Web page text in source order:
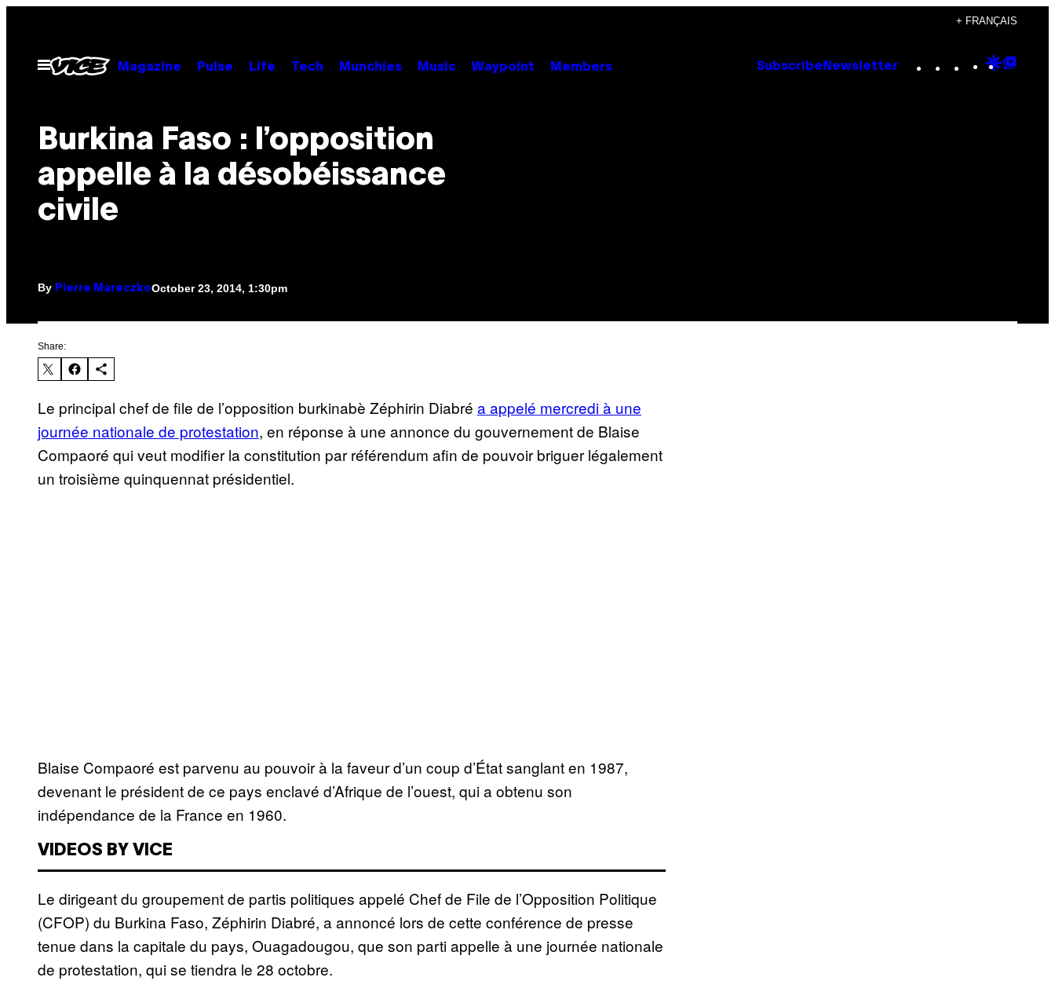
content
+ FRANÇAIS
Open
Menu
Magazine Pulse Life Tech Munchies Music Waypoint Members Subscribe Newsletter Instagram
TikTok
YouTube
Google
Burkina Faso : l’opposition
appelle à la désobéissance
civile
By Pierre MareczkoOctober 23, 2014, 1:30pm
Share:
Le principal chef de file de l’opposition burkinabè Zéphirin Diabré a appelé mercredi à une
journée nationale de protestation, en réponse à une annonce du gouvernement de Blaise
Compaoré qui veut modifier la constitution par référendum afin de pouvoir briguer légalement
un troisième quinquennat présidentiel.
Blaise Compaoré est parvenu au pouvoir à la faveur d’un coup d’État sanglant en 1987,
devenant le président de ce pays enclavé d’Afrique de l’ouest, qui a obtenu son
indépendance de la France en 1960.
VIDEOS BY VICE
Le dirigeant du groupement de partis politiques appelé Chef de File de l’Opposition Politique
(CFOP) du Burkina Faso, Zéphirin Diabré, a annoncé lors de cette conférence de presse
tenue dans la capitale du pays, Ouagadougou, que son parti appelle à une journée nationale
de protestation, qui se tiendra le 28 octobre.